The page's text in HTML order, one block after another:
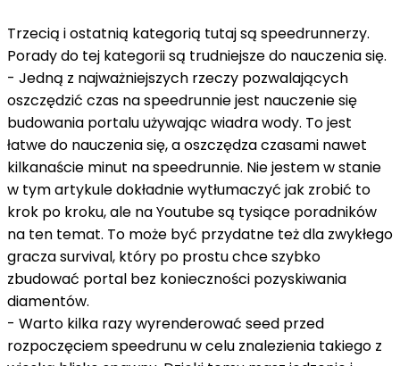
Trzecią i ostatnią kategorią tutaj są speedrunnerzy.
Porady do tej kategorii są trudniejsze do nauczenia się.
- Jedną z najważniejszych rzeczy pozwalających
oszczędzić czas na speedrunnie jest nauczenie się
budowania portalu używając wiadra wody. To jest
łatwe do nauczenia się, a oszczędza czasami nawet
kilkanaście minut na speedrunnie. Nie jestem w stanie
w tym artykule dokładnie wytłumaczyć jak zrobić to
krok po kroku, ale na Youtube są tysiące poradników
na ten temat. To może być przydatne też dla zwykłego
gracza survival, który po prostu chce szybko
zbudować portal bez konieczności pozyskiwania
diamentów.
- Warto kilka razy wyrenderować seed przed
rozpoczęciem speedrunu w celu znalezienia takiego z